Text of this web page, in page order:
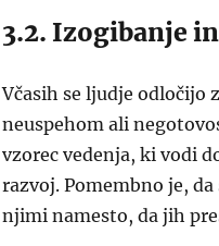
3.2. Izogibanje
Včasih se ljudje odločijo
neuspehom ali
vzorec vedenja, ki vodi
razvoj. Pomembno je,
njimi namesto, da jih